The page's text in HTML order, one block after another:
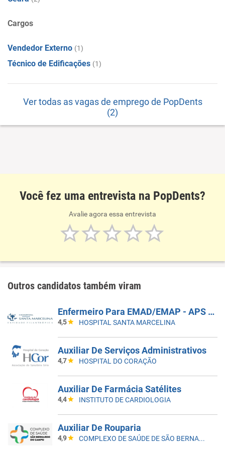
Cargos
Vendedor Externo (1)
Técnico de Edificações (1)
Ver todas as vagas de emprego de PopDents
(2)
Você fez uma entrevista na PopDents?
Avalie agora essa entrevista
Outros candidatos também viram
Enfermeiro Para EMAD/EMAP - APS Santa Marcelina - Edital 199/2026
4,5 HOSPITAL SANTA MARCELINA
Auxiliar De Serviços Administrativos
4,7 HOSPITAL DO CORAÇÃO
Auxiliar De Farmácia Satélites
4,4 INSTITUTO DE CARDIOLOGIA
Auxiliar De Rouparia
4,9 COMPLEXO DE SAÚDE DE SÃO BERNARDO DO CAMPO